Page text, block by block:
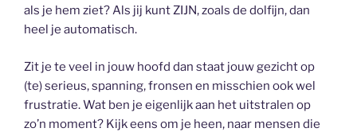
als je hem ziet? Als jij kunt ZIJN, zoals de dolfijn, dan
heel je automatisch.
Zit je te veel in jouw hoofd dan staat jouw gezicht op
(te) serieus, spanning, fronsen en misschien ook wel
frustratie. Wat ben je eigenlijk aan het uitstralen op
zo’n moment? Kijk eens om je heen, naar mensen die